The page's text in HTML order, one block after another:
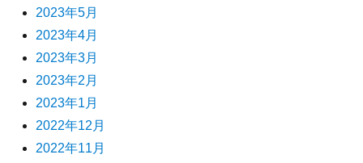
2023年5月
2023年4月
2023年3月
2023年2月
2023年1月
2022年12月
2022年11月